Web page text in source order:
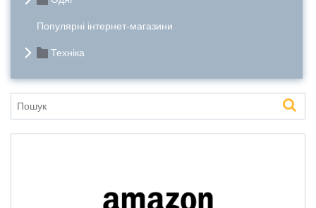
Популярні інтернет-магазини
Техніка